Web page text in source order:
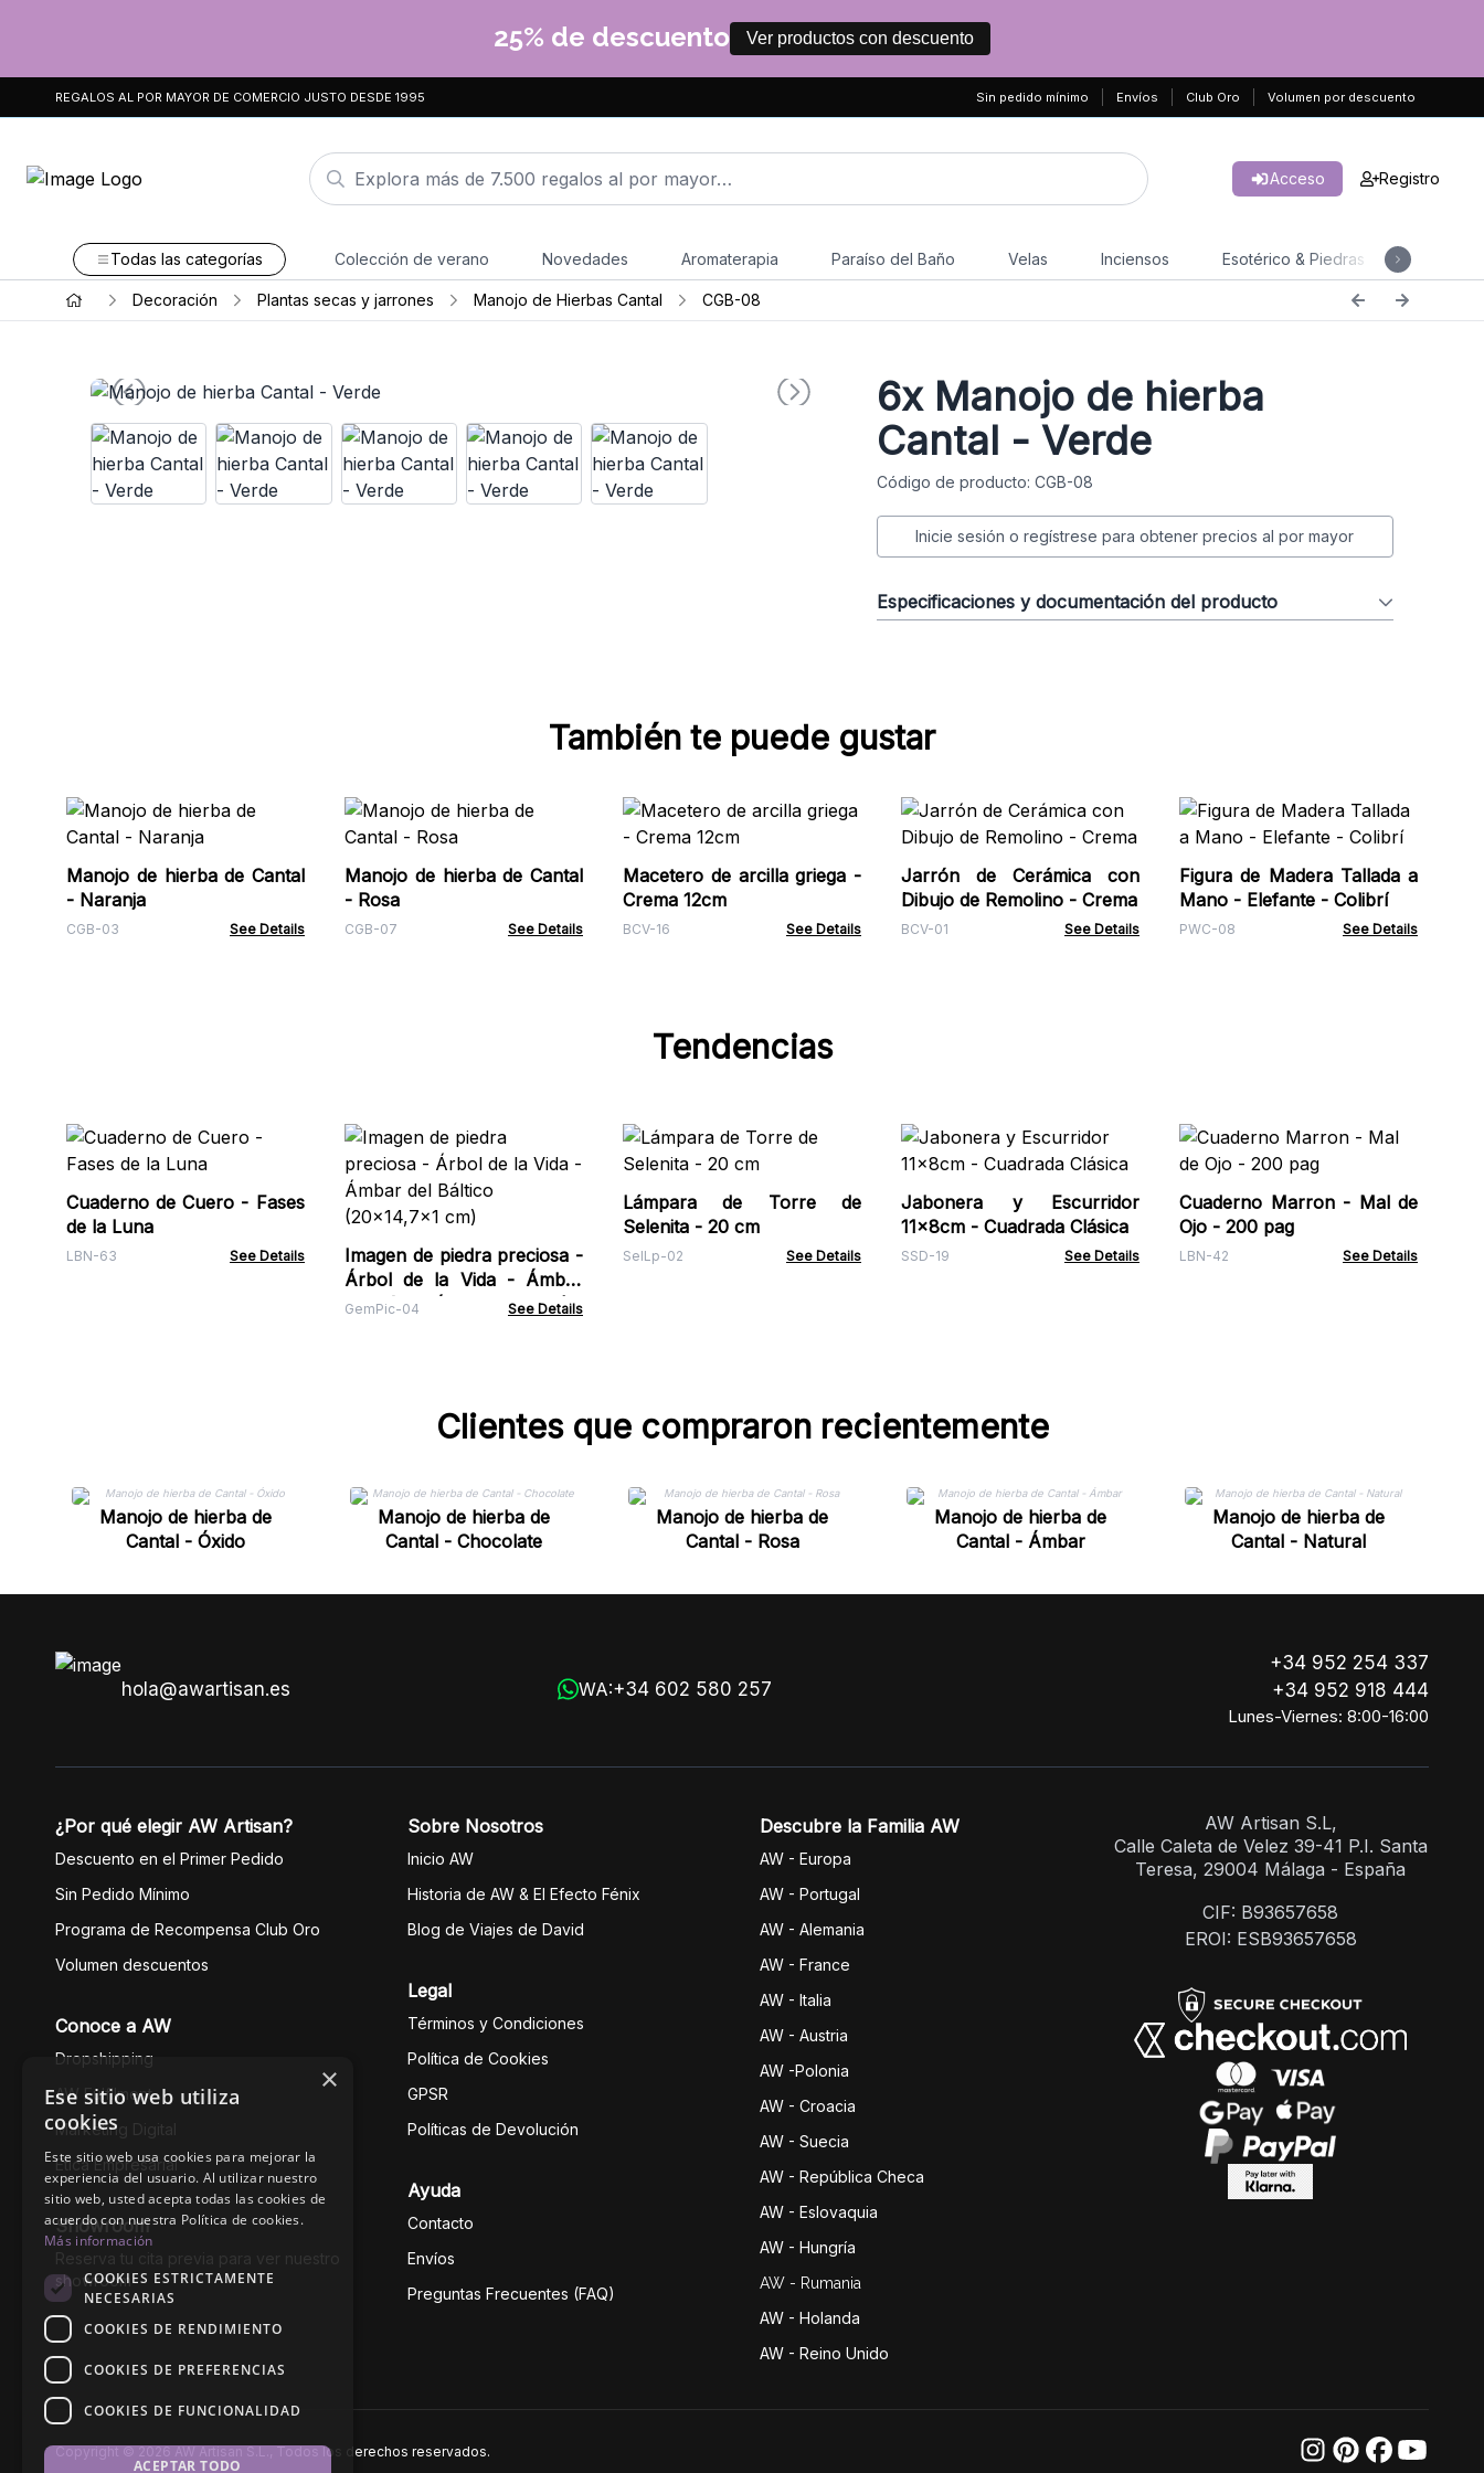
25% de descuento Ver productos con descuento
REGALOS AL POR MAYOR DE COMERCIO JUSTO DESDE 1995 Sin pedido mínimo Envíos Club Oro Volumen por descuento
Acceso Registro
Todas las categorías Colección de verano Novedades Aromaterapia Paraíso del Baño Velas Inciensos Esotérico & Piedras
Decoración Plantas secas y jarrones Manojo de Hierbas Cantal CGB-08
6xManojo de hierba
Cantal - Verde
Código de producto: CGB-08
Inicie sesión o regístrese para obtener precios al por mayor
Especificaciones y documentación del producto
También te puede gustar
Manojo de hierba de Cantal
- Naranja
CGB-03 See Details
Manojo de hierba de Cantal
- Rosa
CGB-07 See Details
Macetero de arcilla griega -
Crema 12cm
BCV-16 See Details
Jarrón de Cerámica con
Dibujo de Remolino - Crema
BCV-01 See Details
Figura de Madera Tallada a
Mano - Elefante - Colibrí
PWC-08 See Details
Tendencias
Cuaderno de Cuero - Fases
de la Luna
LBN-63 See Details
Imagen de piedra preciosa -
Árbol de la Vida - Ámbar
del Báltico (20x14,7x1 cm)
GemPic-04 See Details
Lámpara de Torre de
Selenita - 20 cm
SelLp-02 See Details
Jabonera y Escurridor
11x8cm - Cuadrada Clásica
SSD-19 See Details
Cuaderno Marron - Mal de
Ojo - 200 pag
LBN-42 See Details
Clientes que compraron recientemente
Manojo de hierba de
Cantal - Óxido
Manojo de hierba de
Cantal - Chocolate
Manojo de hierba de
Cantal - Rosa
Manojo de hierba de
Cantal - Ámbar
Manojo de hierba de
Cantal - Natural
hola@awartisan.es WA:+34 602 580 257
+34 952 254 337
+34 952 918 444
Lunes-Viernes: 8:00-16:00
¿Por qué elegir AW Artisan?
Descuento en el Primer Pedido
Sin Pedido Mínimo
Programa de Recompensa Club Oro
Volumen descuentos
Conoce a AW
Dropshipping
AW Fulfilment
Marketing Digital
Ética Empresarial
Showroom
Reserva tu cita previa para ver nuestro
showroom
Sobre Nosotros
Inicio AW
Historia de AW & El Efecto Fénix
Blog de Viajes de David
Legal
Términos y Condiciones
Política de Cookies
GPSR
Políticas de Devolución
Ayuda
Contacto
Envíos
Preguntas Frecuentes (FAQ)
Descubre la Familia AW
AW - Europa
AW - Portugal
AW - Alemania
AW - France
AW - Italia
AW - Austria
AW -Polonia
AW - Croacia
AW - Suecia
AW - República Checa
AW - Eslovaquia
AW - Hungría
AW - Rumania
AW - Holanda
AW - Reino Unido
AW Artisan S.L,
Calle Caleta de Velez 39-41 P.I. Santa
Teresa, 29004 Málaga - España
CIF: B93657658
EROI: ESB93657658
Copyright © 2026 AW Artisan S.L., Todos los derechos reservados.
×
Ese sitio web utiliza
cookies
Este sitio web usa cookies para mejorar la
experiencia del usuario. Al utilizar nuestro
sitio web, usted acepta todas las cookies de
acuerdo con nuestra Política de cookies.
Más información
COOKIES ESTRICTAMENTE
NECESARIAS
COOKIES DE RENDIMIENTO
COOKIES DE PREFERENCIAS
COOKIES DE FUNCIONALIDAD
ACEPTAR TODO